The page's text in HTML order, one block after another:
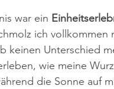
war ein
ich
keinen Unterschied
wie meine
die Sonne auf